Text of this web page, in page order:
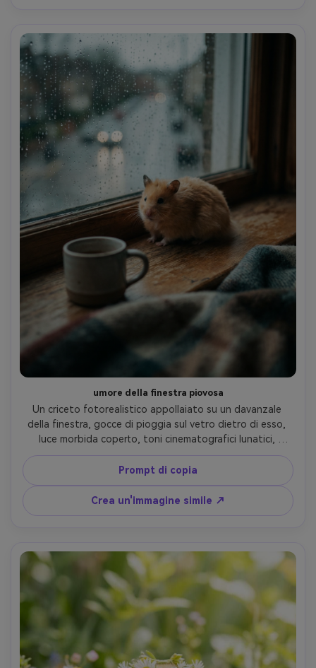
umore della finestra piovosa
Un criceto fotorealistico appollaiato su un davanzale
della finestra, gocce di pioggia sul vetro dietro di esso,
luce morbida coperto, toni cinematografici lunatici,
inquadratura in primo piano con delicato bokeh dai
lampioni della strada all'esterno, scattato su Sony A7IV
85mm f/1.4, occhi acuti e baffi, atmosfera calmante e
accogliente- -ar 4:5
Prompt di copia
Crea un'immagine simile ↗